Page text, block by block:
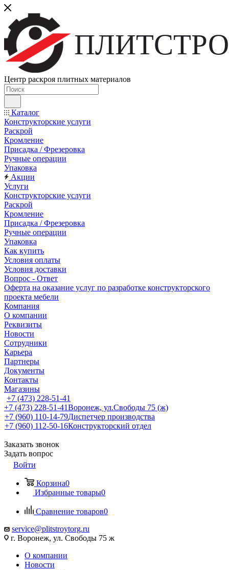
Центр раскроя плитных материалов
Каталог
Конструкторские услуги
Раскрой
Кромление
Присадка / Фрезеровка
Ручные операции
Упаковка
Акции
Услуги
Конструкторские услуги
Раскрой
Кромление
Присадка / Фрезеровка
Ручные операции
Упаковка
Как купить
Условия оплаты
Условия доставки
Вопрос - Ответ
Оферта на оказание услуг по разработке конструкторского
проекта мебели
Компания
О компании
Реквизиты
Новости
Сотрудники
Карьера
Партнеры
Документы
Контакты
Магазины
+7 (473) 228-51-41
+7 (473) 228-51-41Воронеж, ул.Свободы 75 (ж)
+7 (960) 110-14-79Диспетчер производства
+7 (960) 112-50-16Конструкторский отдел
Заказать звонок
Задать вопрос
Войти
Корзина0
Избранные товары0
Сравнение товаров0
service@plitstroytorg.ru
г. Воронеж, ул. Свободы 75 ж
О компании
Новости